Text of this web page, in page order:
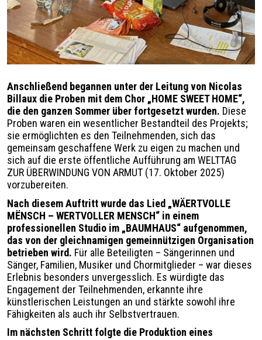
Légende
Anschließend begannen unter der Leitung von Nicolas
Billaux die Proben mit dem Chor „HOME SWEET HOME“,
die den ganzen Sommer über fortgesetzt wurden. Diese
Proben waren ein wesentlicher Bestandteil des Projekts;
sie ermöglichten es den Teilnehmenden, sich das
gemeinsam geschaffene Werk zu eigen zu machen und
sich auf die erste öffentliche Aufführung am WELTTAG
ZUR ÜBERWINDUNG VON ARMUT (17. Oktober 2025)
vorzubereiten.
Nach diesem Auftritt wurde das Lied „WÄERTVOLLE
MËNSCH – WERTVOLLER MENSCH“ in einem
professionellen Studio im „BAUMHAUS“ aufgenommen,
das von der gleichnamigen gemeinnützigen Organisation
betrieben wird. Für alle Beteiligten – Sängerinnen und
Sänger, Familien, Musiker und Chormitglieder – war dieses
Erlebnis besonders unvergesslich. Es würdigte das
Engagement der Teilnehmenden, erkannte ihre
künstlerischen Leistungen an und stärkte sowohl ihre
Fähigkeiten als auch ihr Selbstvertrauen.
Im nächsten Schritt folgte die Produktion eines